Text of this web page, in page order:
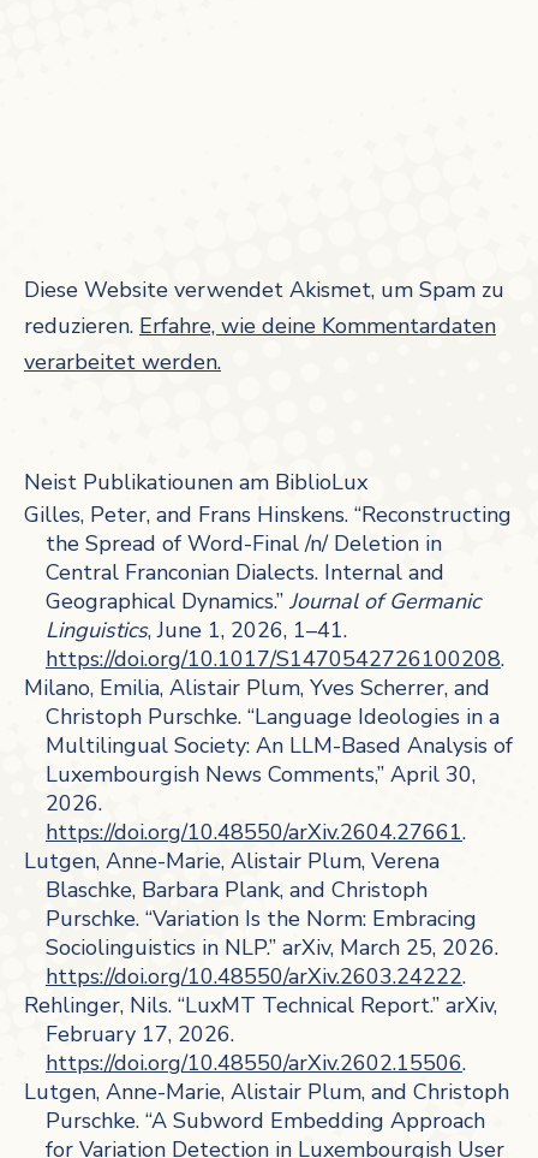
Diese Website verwendet Akismet, um Spam zu
reduzieren. Erfahre, wie deine Kommentardaten
verarbeitet werden.
Neist Publikatiounen am BiblioLux
Gilles, Peter, and Frans Hinskens. “Reconstructing
the Spread of Word-Final /n/ Deletion in
Central Franconian Dialects. Internal and
Geographical Dynamics.” Journal of Germanic
Linguistics, June 1, 2026, 1–41.
https://doi.org/10.1017/S1470542726100208.
Milano, Emilia, Alistair Plum, Yves Scherrer, and
Christoph Purschke. “Language Ideologies in a
Multilingual Society: An LLM-Based Analysis of
Luxembourgish News Comments,” April 30,
2026.
https://doi.org/10.48550/arXiv.2604.27661.
Lutgen, Anne-Marie, Alistair Plum, Verena
Blaschke, Barbara Plank, and Christoph
Purschke. “Variation Is the Norm: Embracing
Sociolinguistics in NLP.” arXiv, March 25, 2026.
https://doi.org/10.48550/arXiv.2603.24222.
Rehlinger, Nils. “LuxMT Technical Report.” arXiv,
February 17, 2026.
https://doi.org/10.48550/arXiv.2602.15506.
Lutgen, Anne-Marie, Alistair Plum, and Christoph
Purschke. “A Subword Embedding Approach
for Variation Detection in Luxembourgish User